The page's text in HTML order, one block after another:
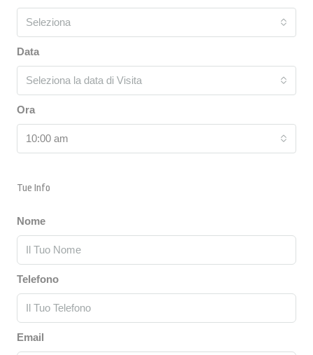
Seleziona
Data
Seleziona la data di Visita
Ora
10:00 am
Tue Info
Nome
Telefono
Email